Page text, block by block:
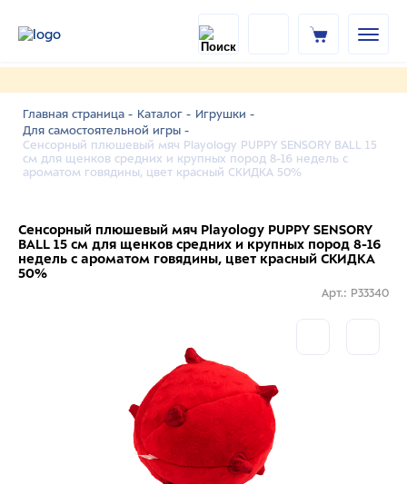
Главная страница - Каталог - Игрушки -
Для самостоятельной игры -
Сенсорный плюшевый мяч Playology PUPPY SENSORY BALL 15
см для щенков средних и крупных пород 8-16 недель с
ароматом говядины, цвет красный СКИДКА 50%
Сенсорный плюшевый мяч Playology PUPPY SENSORY
BALL 15 см для щенков средних и крупных пород 8-16
недель с ароматом говядины, цвет красный СКИДКА
50%
Арт.: P33340